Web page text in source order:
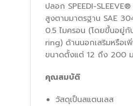
ปลอก SPEEDI-
สูงตามมาตรฐาน SAE
0.5 ไมครอน (โดยขึ้นอยู่กั
ring) ด้านนอกเสริมหรือเ
ขนาดตั้งแต่ 12 ถึง 200
คุณสมบัติ
วัสดุเป็นสแตนเลส